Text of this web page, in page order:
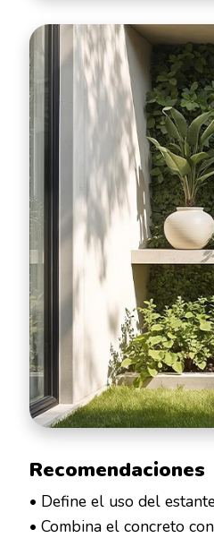
Recomendaciones
• Define el uso del
• Combina el concreto